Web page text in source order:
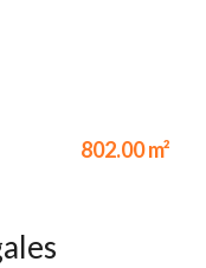
802.00 m²